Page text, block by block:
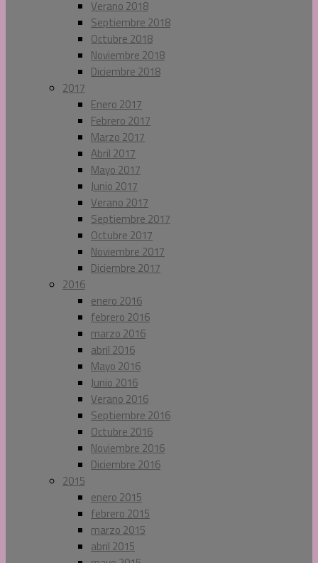
Verano 2018
Septiembre 2018
Octubre 2018
Noviembre 2018
Diciembre 2018
2017
Enero 2017
Febrero 2017
Marzo 2017
Abril 2017
Mayo 2017
Junio 2017
Verano 2017
Septiembre 2017
Octubre 2017
Noviembre 2017
Diciembre 2017
2016
enero 2016
febrero 2016
marzo 2016
abril 2016
Mayo 2016
Junio 2016
Verano 2016
Septiembre 2016
Octubre 2016
Noviembre 2016
Diciembre 2016
2015
enero 2015
febrero 2015
marzo 2015
abril 2015